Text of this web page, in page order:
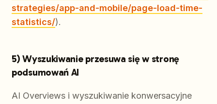
strategies/app-and-mobile/page-load-time-
statistics/).
5) Wyszukiwanie przesuwa się w stronę
podsumowań AI
AI Overviews i wyszukiwanie konwersacyjne